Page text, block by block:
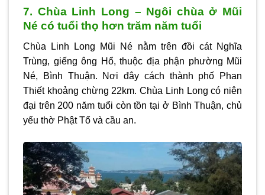
7. Chùa Linh Long – Ngôi chùa ở Mũi
Né có tuổi thọ hơn trăm năm tuổi
Chùa Linh Long Mũi Né nằm trên đồi cát Nghĩa
Trùng, giếng ông Hổ, thuộc địa phận phường Mũi
Né, Bình Thuận. Nơi đây cách thành phố Phan
Thiết khoảng chừng 22km. Chùa Linh Long có niên
đại trên 200 năm tuổi còn tồn tại ở Bình Thuận, chủ
yếu thờ Phật Tổ và cầu an.